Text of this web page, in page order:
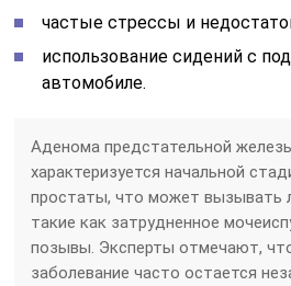
частые стрессы и
использование сидений с
автомобиле.
Аденома предстательной
характеризуется начальной
простаты, что может вызывать
такие как затрудненное
позывы. Эксперты отмечают,
заболевание часто остается